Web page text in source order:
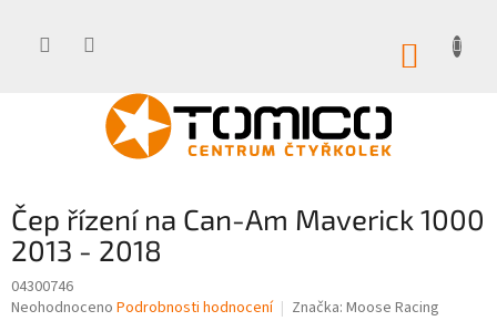
Čep řízení na Can-Am Maverick 1000
2013 - 2018
04300746
Průměrné
Neohodnoceno Podrobnosti hodnocení Značka: Moose Racing